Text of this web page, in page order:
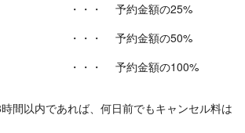
・・・
予約金額の25%
・・・
予約金額の50%
・・・ 予約金額の100%
間以内であれば、何日前でもキャンセル料は